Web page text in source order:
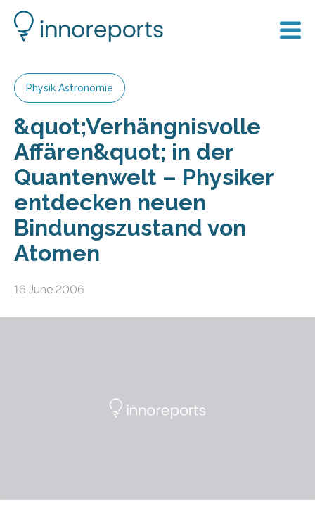
Physik Astronomie
&quot;Verhängnisvolle
Affären&quot; in der
Quantenwelt – Physiker
entdecken neuen
Bindungszustand von
Atomen
16 June 2006